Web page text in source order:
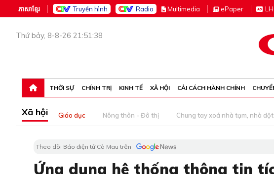
ភាសាខ្មែរ Truyền hình Radio Multimedia ePaper
Thứ bảy, 8-8-26 21:51:38
THỜI SỰ CHÍNH TRỊ KINH TẾ XÃ HỘI CẢI CÁCH HÀNH CHÍNH
Xã hội Giáo dục Nông thôn - Đô thị Chung tay xoá nhà tạm, nhà
Theo dõi Báo điện tử Cà Mau trên
Ứng dụng hệ thống thông tin